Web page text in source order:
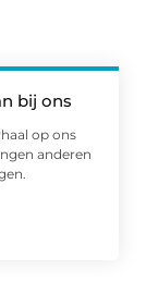
bij ons
op ons
anderen